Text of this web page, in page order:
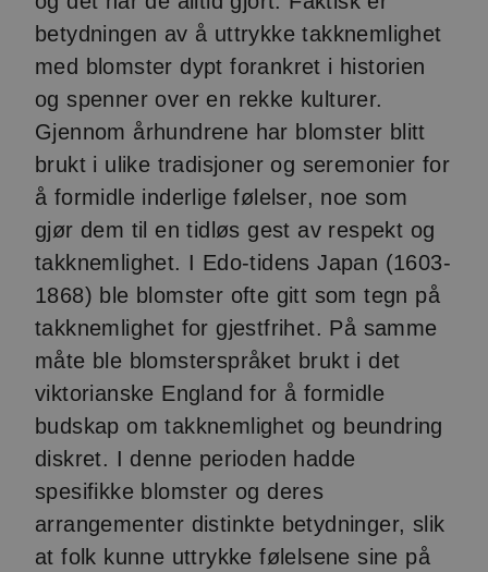
betydningen av å uttrykke takknemlighet
med blomster dypt forankret i historien
og spenner over en rekke kulturer.
Gjennom århundrene har blomster blitt
brukt i ulike tradisjoner og seremonier for
å formidle inderlige følelser, noe som
gjør dem til en tidløs gest av respekt og
takknemlighet. I Edo-tidens Japan (1603-
1868) ble blomster ofte gitt som tegn på
takknemlighet for gjestfrihet. På samme
måte ble blomsterspråket brukt i det
viktorianske England for å formidle
budskap om takknemlighet og beundring
diskret. I denne perioden hadde
spesifikke blomster og deres
arrangementer distinkte betydninger, slik
at folk kunne uttrykke følelsene sine på